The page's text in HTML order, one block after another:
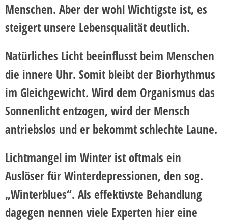
Menschen. Aber der wohl Wichtigste ist, es
steigert unsere Lebensqualität deutlich.
Natürliches Licht beeinflusst beim Menschen
die innere Uhr. Somit bleibt der Biorhythmus
im Gleichgewicht. Wird dem Organismus das
Sonnenlicht entzogen, wird der Mensch
antriebslos und er bekommt schlechte Laune.
Lichtmangel im Winter ist oftmals ein
Auslöser für Winterdepressionen, den sog.
„Winterblues“. Als effektivste Behandlung
dagegen nennen viele Experten hier eine